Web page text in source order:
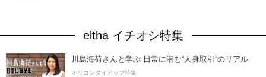
eltha イチオシ特集
川島海荷さんと学ぶ 日常に潜む“人身取引”のリアル
オリコンタイアップ特集